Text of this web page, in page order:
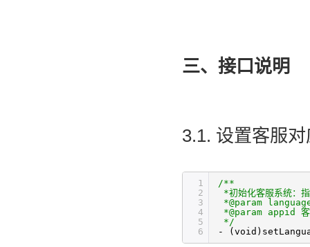
三、接口说明
3.1. 设置客服
1
2
3
4
5
6
/**
*初始化客服系统：
*@param
*@param appid 客
*/
-